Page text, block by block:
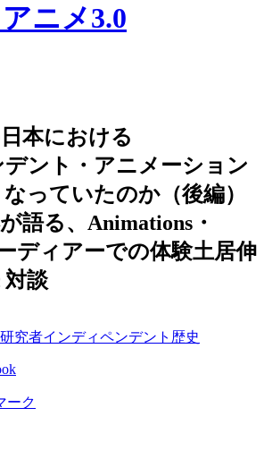
本における
ント・アニメーション
っていたのか（後編）
語る、Animations・
ディアーでの体験土居伸
対談
研究者インディペンデント 歴史
ーク